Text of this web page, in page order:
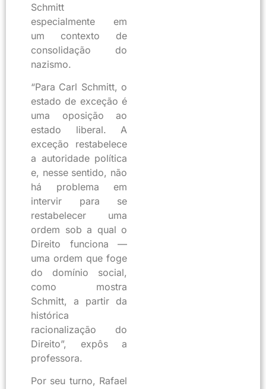
Schmitt
especialmente em
um contexto de
consolidação do
nazismo.
“Para Carl Schmitt, o
estado de exceção é
uma oposição ao
estado liberal. A
exceção restabelece
a autoridade política
e, nesse sentido, não
há problema em
intervir para se
restabelecer uma
ordem sob a qual o
Direito funciona —
uma ordem que foge
do domínio social,
como mostra
Schmitt, a partir da
histórica
racionalização do
Direito”, expôs a
professora.
Por seu turno, Rafael